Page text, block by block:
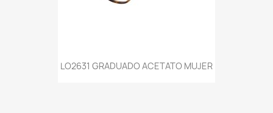
LO2631 GRADUADO ACETATO MUJER